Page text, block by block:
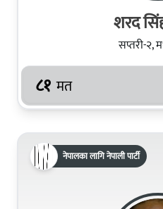
शरद
सप्तरी-२,
८१ मत
नेपालका लागि नेपाली पार्टी